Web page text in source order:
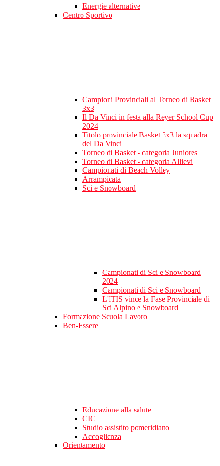
Energie alternative
Centro Sportivo
Campioni Provinciali al Torneo di Basket
3x3
Il Da Vinci in festa alla Reyer School Cup
2024
Titolo provinciale Basket 3x3 la squadra
del Da Vinci
Torneo di Basket - categoria Juniores
Torneo di Basket - categoria Allievi
Campionati di Beach Volley
Arrampicata
Sci e Snowboard
Campionati di Sci e Snowboard
2024
Campionati di Sci e Snowboard
L'ITIS vince la Fase Provinciale di
Sci Alpino e Snowboard
Formazione Scuola Lavoro
Ben-Essere
Educazione alla salute
CIC
Studio assistito pomeridiano
Accoglienza
Orientamento